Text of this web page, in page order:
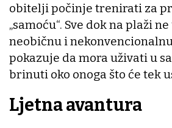
obitelji počinje trenirati za
„samoću“. Sve dok na plaži
neobičnu i
pokazuje da mora uživati u
brinuti oko onoga što će tek
Ljetna avantura